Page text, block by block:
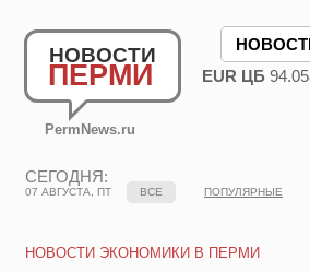
НОВОСТИ
ПЕРМИ
PermNews.ru
EUR ЦБ
СЕГОДНЯ:
07 АВГУСТА, ПТ ВСЕ ПОПУЛЯРНЫЕ
НОВОСТИ ЭКОНОМИКИ В ПЕРМИ